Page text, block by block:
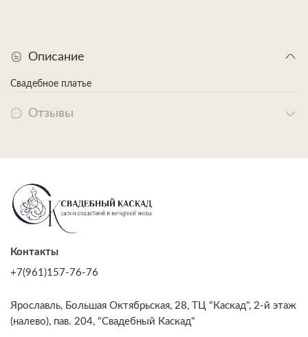
Описание
Свадебное платье
Отзывы
Контакты
+7(961)157-76-76
Ярославль, Большая Октябрьская, 28, ТЦ "Каскад", 2-й этаж
(налево), пав. 204, "Свадебный Каскад"